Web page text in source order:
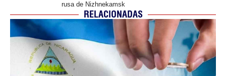
rusa de Nizhnekamsk
RELACIONADAS